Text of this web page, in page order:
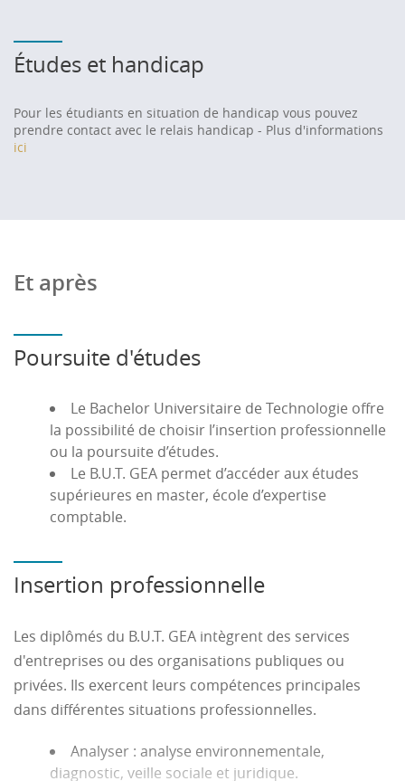
Études et handicap
Pour les étudiants en situation de handicap vous pouvez
prendre contact avec le relais handicap - Plus d'informations
ici
Et après
Poursuite d'études
Le Bachelor Universitaire de Technologie offre
la possibilité de choisir l’insertion professionnelle
ou la poursuite d’études.
Le B.U.T. GEA permet d’accéder aux études
supérieures en master, école d’expertise
comptable.
Insertion professionnelle
Les diplômés du B.U.T. GEA intègrent des services
d'entreprises ou des organisations publiques ou
privées. Ils exercent leurs compétences principales
dans différentes situations professionnelles.
Analyser : analyse environnementale,
diagnostic, veille sociale et juridique.